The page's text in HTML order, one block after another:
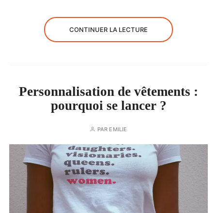
CONTINUER LA LECTURE
Personnalisation de vêtements :
pourquoi se lancer ?
PAR EMILIE